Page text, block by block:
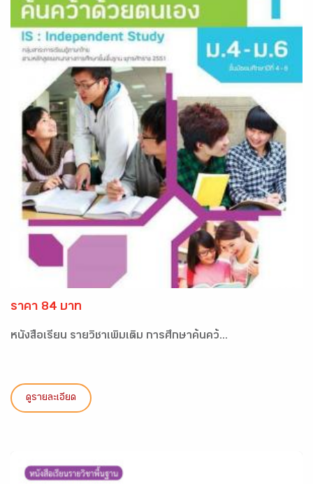
ราคา 84 บาท
หนังสือเรียน รายวิชาเพิ่มเติ่ม การศึกษาค้นคว้...
ดูรายละเอียด